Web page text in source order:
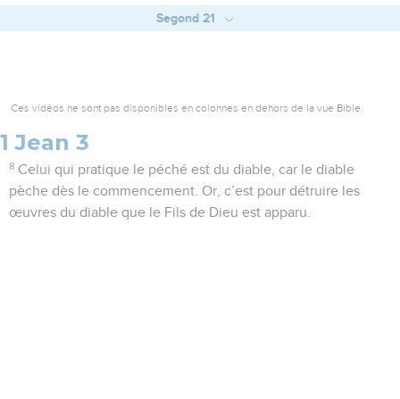
Segond 21
Ces vidéos ne sont pas disponibles en colonnes en dehors de la vue Bible.
1 Jean 3
8 Celui qui pratique le péché est du diable, car le diable
pèche dès le commencement. Or, c’est pour détruire les
œuvres du diable que le Fils de Dieu est apparu.